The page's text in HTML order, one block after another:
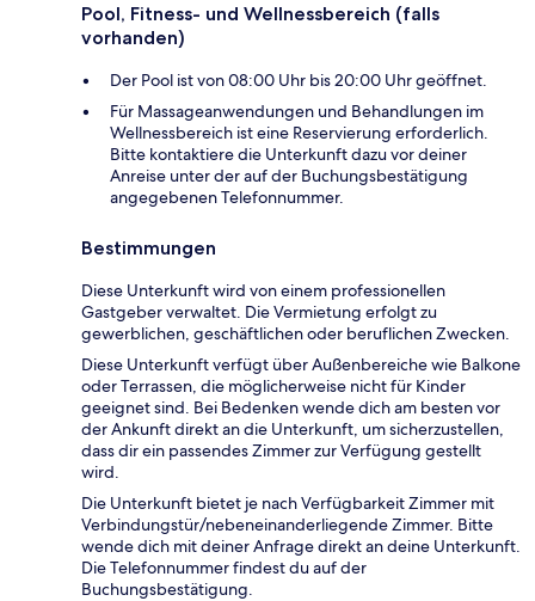
Pool, Fitness- und Wellnessbereich (falls
vorhanden)
Der Pool ist von 08:00 Uhr bis 20:00 Uhr geöffnet.
Für Massageanwendungen und Behandlungen im
Wellnessbereich ist eine Reservierung erforderlich.
Bitte kontaktiere die Unterkunft dazu vor deiner
Anreise unter der auf der Buchungsbestätigung
angegebenen Telefonnummer.
Bestimmungen
Diese Unterkunft wird von einem professionellen
Gastgeber verwaltet. Die Vermietung erfolgt zu
gewerblichen, geschäftlichen oder beruflichen Zwecken.
Diese Unterkunft verfügt über Außenbereiche wie Balkone
oder Terrassen, die möglicherweise nicht für Kinder
geeignet sind. Bei Bedenken wende dich am besten vor
der Ankunft direkt an die Unterkunft, um sicherzustellen,
dass dir ein passendes Zimmer zur Verfügung gestellt
wird.
Die Unterkunft bietet je nach Verfügbarkeit Zimmer mit
Verbindungstür/nebeneinanderliegende Zimmer. Bitte
wende dich mit deiner Anfrage direkt an deine Unterkunft.
Die Telefonnummer findest du auf der
Buchungsbestätigung.